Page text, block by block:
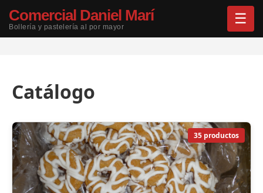
Comercial Daniel Marí
Bollería y pastelería al por mayor
☰
Catálogo
35 productos